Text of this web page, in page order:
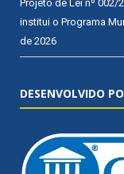
Projeto de Lei nº
institui o Programa
de 2026
DESENVOLVIDO